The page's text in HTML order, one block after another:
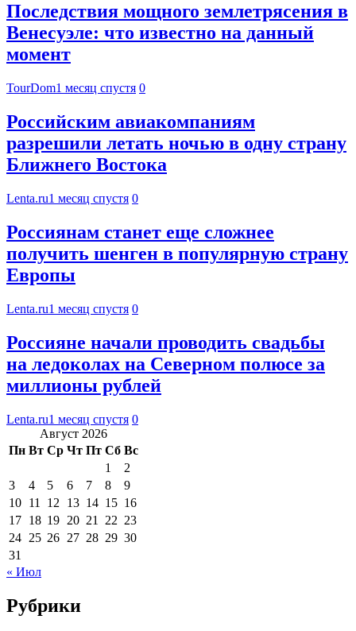
Последствия мощного землетрясения в
Венесуэле: что известно на данный
момент
TourDom1 месяц спустя 0
Российским авиакомпаниям
разрешили летать ночью в одну страну
Ближнего Востока
Lenta.ru1 месяц спустя 0
Россиянам станет еще сложнее
получить шенген в популярную страну
Европы
Lenta.ru1 месяц спустя 0
Россияне начали проводить свадьбы
на ледоколах на Северном полюсе за
миллионы рублей
Lenta.ru1 месяц спустя 0
Август 2026
Пн Вт Ср Чт Пт Сб Вс
1
2
3
4 5 6 7 8
9
10 11 12 13 14 15 16
17 18 19 20 21 22 23
24 25 26 27 28 29 30
31
« Июл
Рубрики